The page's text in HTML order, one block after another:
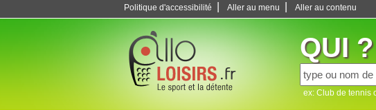
Politique d'accessibilité Aller au menu Aller au contenu
QUI ?
ex: Club de tennis